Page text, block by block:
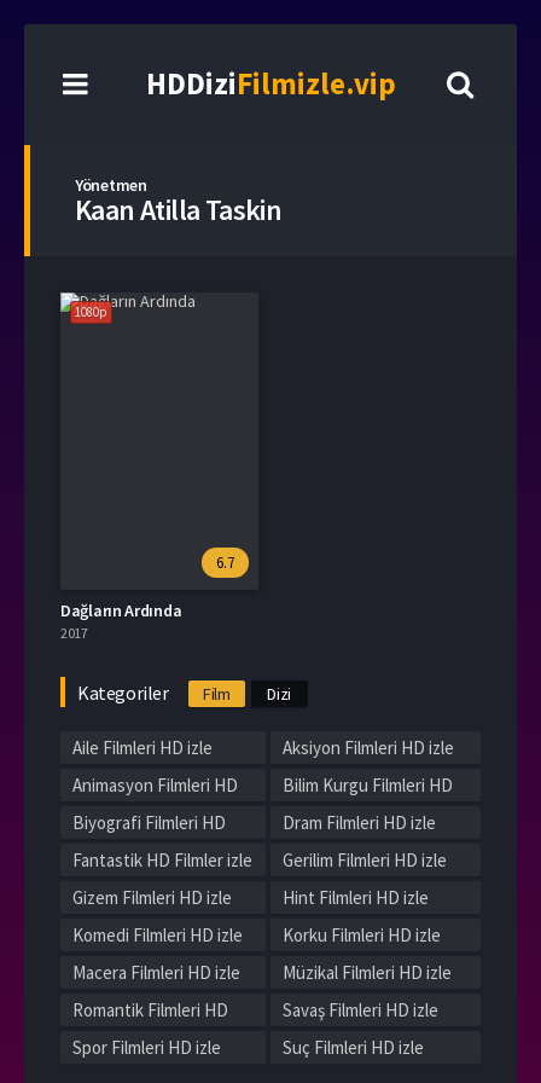
HDDiziFilmizle.vip
Yönetmen
Kaan Atilla Taskin
1080p
6.7
Dağların Ardında
2017
Kategoriler Film Dizi
Aile Filmleri HD izle
Aksiyon Filmleri HD izle
Animasyon Filmleri HD
izle
Bilim Kurgu Filmleri HD
izle
Biyografi Filmleri HD
izle
Dram Filmleri HD izle
Fantastik HD Filmler izle
Gerilim Filmleri HD izle
Gizem Filmleri HD izle
Hint Filmleri HD izle
Komedi Filmleri HD izle
Korku Filmleri HD izle
Macera Filmleri HD izle
Müzikal Filmleri HD izle
Romantik Filmleri HD
izle
Savaş Filmleri HD izle
Spor Filmleri HD izle
Suç Filmleri HD izle